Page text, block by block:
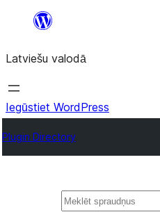
Pāriet
saturu
Latviešu valodā
Iegūstiet WordPress
Plugin Directory
Meklēt